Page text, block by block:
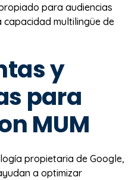
para audiencias
multilingüe de
y
para
MUM
propietaria de Google,
a optimizar